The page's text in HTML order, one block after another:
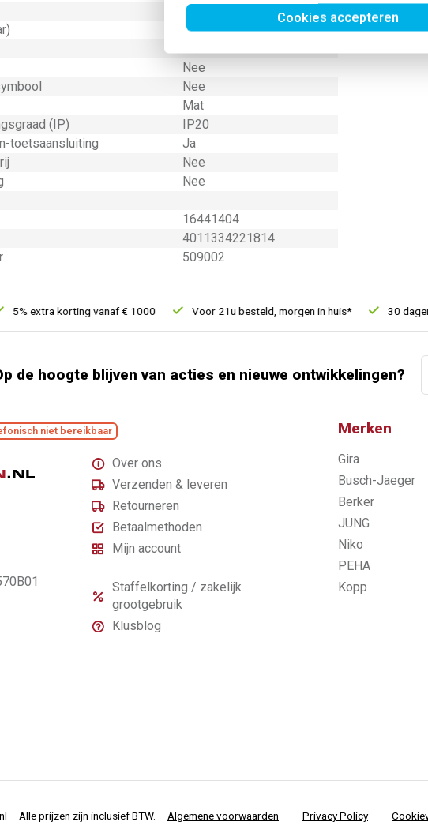
Cookies accepteren
Nee
9006
Nee
Nee
Mat
(IP)
IP20
toetsaansluiting
Ja
Nee
Nee
16441404
4011334221814
509002
extra korting vanaf € 1000 Voor 21u besteld, morgen in huis* 30 dagen
de hoogte blijven van acties en nieuwe ontwikkelingen?
niet bereikbaar
Over ons
Verzenden & leveren
Retourneren
Betaalmethoden
Mijn account
Staffelkorting / zakelijk
grootgebruik
Klusblog
Merken
Gira
Busch-Jaeger
Berker
JUNG
Niko
PEHA
Kopp
Alle prijzen zijn inclusief BTW. Algemene voorwaarden Privacy Policy